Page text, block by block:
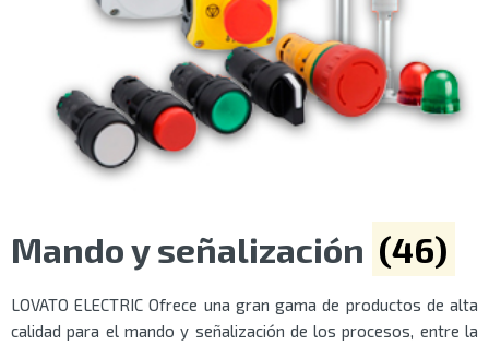
Mando y señalización (46)
LOVATO ELECTRIC Ofrece una gran gama de productos de alta
calidad para el mando y señalización de los procesos, entre la